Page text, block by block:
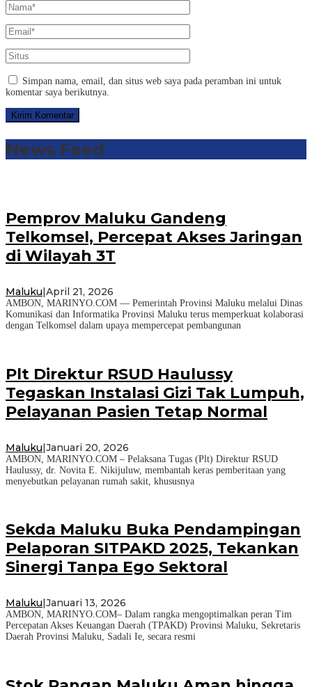
Simpan nama, email, dan situs web saya pada peramban ini untuk
komentar saya berikutnya.
News Feed
Pemprov Maluku Gandeng
Telkomsel, Percepat Akses Jaringan
di Wilayah 3T
Maluku April 21, 2026
AMBON, MARINYO.COM — Pemerintah Provinsi Maluku melalui Dinas
Komunikasi dan Informatika Provinsi Maluku terus memperkuat kolaborasi
dengan Telkomsel dalam upaya mempercepat pembangunan
Plt Direktur RSUD Haulussy
Tegaskan Instalasi Gizi Tak Lumpuh,
Pelayanan Pasien Tetap Normal
Maluku|Januari 20, 2026
AMBON, MARINYO.COM – Pelaksana Tugas (Plt) Direktur RSUD
Haulussy, dr. Novita E. Nikijuluw, membantah keras pemberitaan yang
menyebutkan pelayanan rumah sakit, khususnya
Sekda Maluku Buka Pendampingan
Pelaporan SITPAKD 2025, Tekankan
Sinergi Tanpa Ego Sektoral
Maluku Januari 13, 2026
AMBON, MARINYO.COM– Dalam rangka mengoptimalkan peran Tim
Percepatan Akses Keuangan Daerah (TPAKD) Provinsi Maluku, Sekretaris
Daerah Provinsi Maluku, Sadali Ie, secara resmi